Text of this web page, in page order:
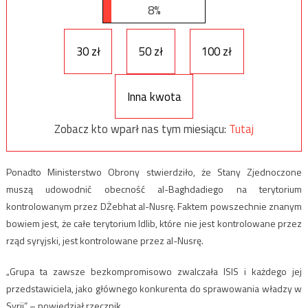
8%
30 zł 50 zł 100 zł
Inna kwota
Zobacz kto wparł nas tym miesiącu: Tutaj
Ponadto Ministerstwo Obrony stwierdziło, że Stany Zjednoczone
muszą udowodnić obecność al-Baghdadiego na terytorium
kontrolowanym przez DŻebhat al-Nusrę. Faktem powszechnie znanym
bowiem jest, że całe terytorium Idlib, które nie jest kontrolowane przez
rząd syryjski, jest kontrolowane przez al-Nusrę.
„Grupa ta zawsze bezkompromisowo zwalczała ISIS i każdego jej
przedstawiciela, jako głównego konkurenta do sprawowania władzy w